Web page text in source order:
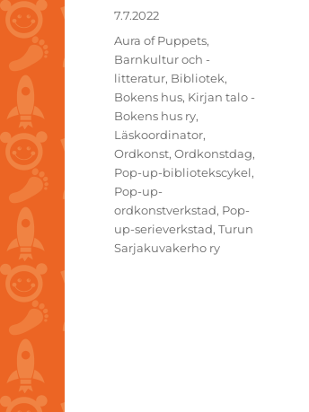
Posted
7.7.2022
Tags
Aura of Puppets,
Barnkultur och -
litteratur, Bibliotek,
Bokens hus, Kirjan talo -
Bokens hus ry,
Läskoordinator,
Ordkonst, Ordkonstdag,
Pop-up-bibliotekscykel,
Pop-up-
ordkonstverkstad, Pop-
up-serieverkstad, Turun
Sarjakuvakerho ry